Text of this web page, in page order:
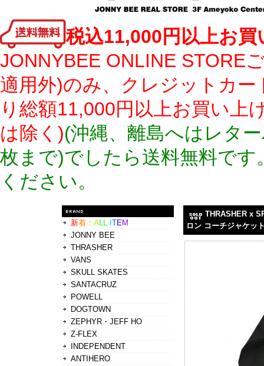
税込11,000円以上お
JONNYBEE ONLINE STORE
適用外)のみ、クレジットカ
り総額11,000円以上お買い上
は除く)(沖縄、離島へはレタ
枚まで)でしたら送料無料で
ください。
新着 ！ ALL TEM
JONNY BEE
THRASHER
VANS
SKULL SKATES
SANTACRUZ
POWELL
DOGTOWN
ZEPHYR・JEFF HO
Z-FLEX
INDEPENDENT
ANTIHERO
THRASHER x
ロン コーチジャケッ